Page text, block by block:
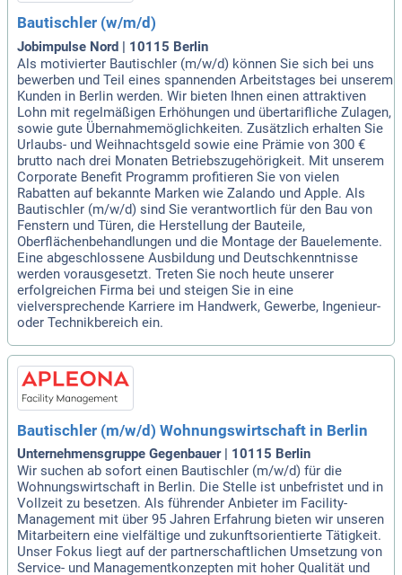
Bautischler (w/m/d)
Jobimpulse Nord | 10115 Berlin
Als motivierter Bautischler (m/w/d) können Sie sich bei uns
bewerben und Teil eines spannenden Arbeitstages bei unserem
Kunden in Berlin werden. Wir bieten Ihnen einen attraktiven
Lohn mit regelmäßigen Erhöhungen und übertarifliche Zulagen,
sowie gute Übernahmemöglichkeiten. Zusätzlich erhalten Sie
Urlaubs- und Weihnachtsgeld sowie eine Prämie von 300 €
brutto nach drei Monaten Betriebszugehörigkeit. Mit unserem
Corporate Benefit Programm profitieren Sie von vielen
Rabatten auf bekannte Marken wie Zalando und Apple. Als
Bautischler (m/w/d) sind Sie verantwortlich für den Bau von
Fenstern und Türen, die Herstellung der Bauteile,
Oberflächenbehandlungen und die Montage der Bauelemente.
Eine abgeschlossene Ausbildung und Deutschkenntnisse
werden vorausgesetzt. Treten Sie noch heute unserer
erfolgreichen Firma bei und steigen Sie in eine
vielversprechende Karriere im Handwerk, Gewerbe, Ingenieur-
oder Technikbereich ein.
Bautischler (m/w/d) Wohnungswirtschaft in Berlin
Unternehmensgruppe Gegenbauer | 10115 Berlin
Wir suchen ab sofort einen Bautischler (m/w/d) für die
Wohnungswirtschaft in Berlin. Die Stelle ist unbefristet und in
Vollzeit zu besetzen. Als führender Anbieter im Facility-
Management mit über 95 Jahren Erfahrung bieten wir unseren
Mitarbeitern eine vielfältige und zukunftsorientierte Tätigkeit.
Unser Fokus liegt auf der partnerschaftlichen Umsetzung von
Service- und Managementkonzepten mit hoher Qualität und